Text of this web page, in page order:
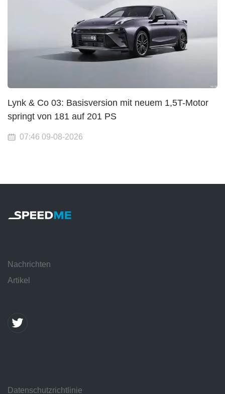
Lynk & Co 03: Basisversion mit neuem 1,5T-Motor
springt von 181 auf 201 PS
07:46 09-08-2026
Nachrichten
Artikel
Datenschutzrichtlinie